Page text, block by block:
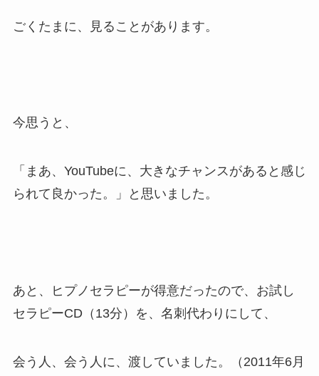
ごくたまに、見ることがあります。
今思うと、
「まあ、YouTubeに、大きなチャンスがあると感じ
られて良かった。」と思いました。
あと、ヒプノセラピーが得意だったので、お試し
セラピーCD（13分）を、名刺代わりにして、
会う人、会う人に、渡していました。（2011年6月